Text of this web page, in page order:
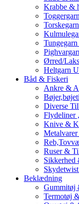
Krabbe &
Ørred/
Heltgarn
Båd & Fiskeri
Ankre &
Diverse
Flydeliner
Knive &
Ruser &
Sikkerhed
Beklædning
Gummitøj
Termotøj